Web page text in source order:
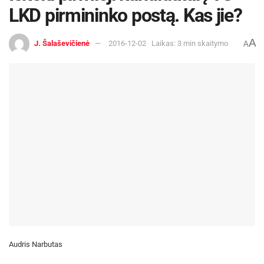
LKD pirmininko postą. Kas jie?
J. Šalaševičienė 2016-12-02 Laikas: 3 min skaitymo AA
Audris Narbutas